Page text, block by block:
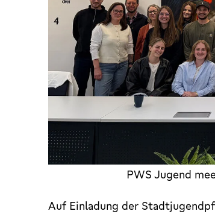
PWS Jugend
Auf Einladung der